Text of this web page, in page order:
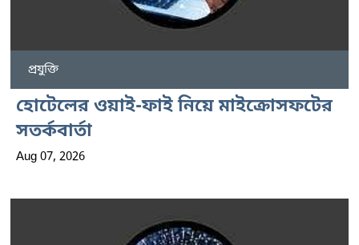
প্রযুক্তি
হোটেলের ওয়াই-ফাই নিয়ে মাইক্রোসফটের
সতর্কবার্তা
Aug 07, 2026